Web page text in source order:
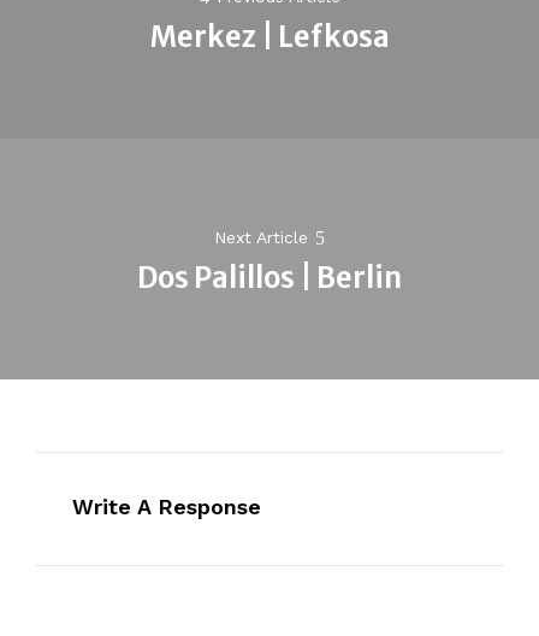
Previous
Merkez | Lefkosa
Next Article
Next
Dos Palillos | Berlin
Write A Response